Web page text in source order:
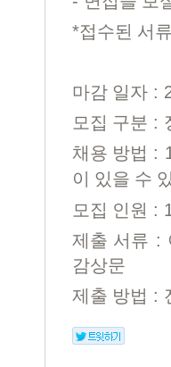
*접수된 서
마감 일자 :
모집 구분 :
채용 방법 :
이 있을 수
모집 인원 :
제출 서류 :
감상문
제출 방법 :